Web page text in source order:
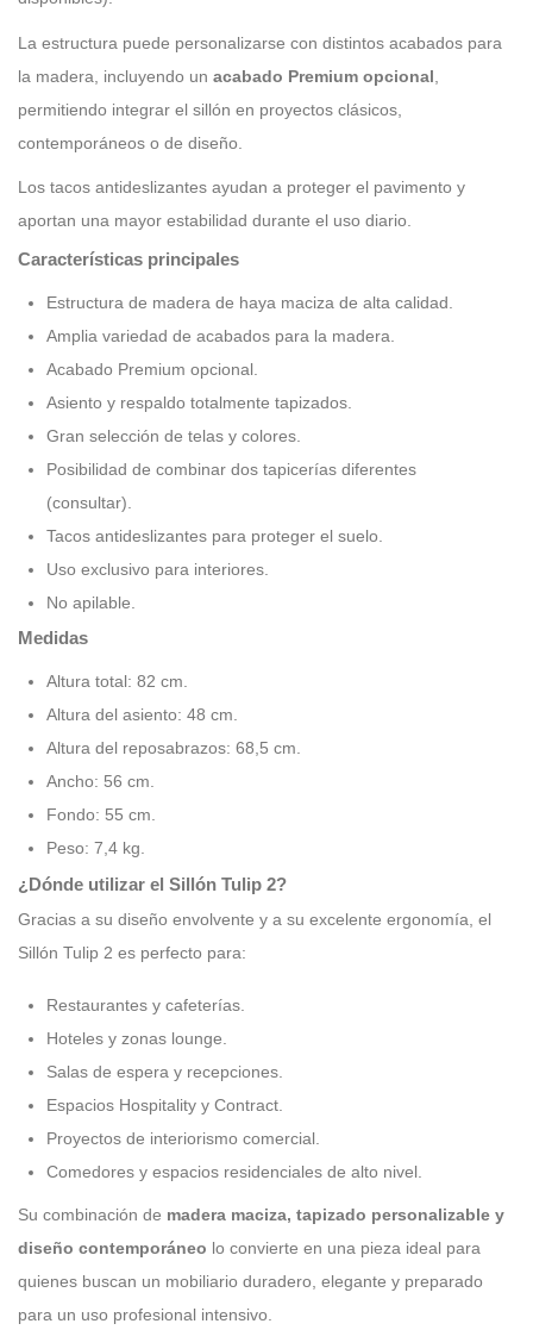
La estructura puede personalizarse con distintos acabados para
la madera, incluyendo un acabado Premium opcional
permitiendo integrar el sillón en proyectos clásicos,
contemporáneos o de diseño.
Los tacos antideslizantes ayudan a proteger el pavimento y
aportan una mayor estabilidad durante el uso diario.
Características principales
Estructura de madera de haya maciza de alta calidad.
Amplia variedad de acabados para la madera.
Acabado Premium opcional.
Asiento y respaldo totalmente tapizados.
Gran selección de telas y colores.
Posibilidad de combinar dos tapicerías diferentes
(consultar).
Tacos antideslizantes para proteger el suelo.
Uso exclusivo para interiores.
No apilable.
Medidas
Altura total: 82 cm.
Altura del asiento: 48 cm.
Altura del reposabrazos: 68,5 cm.
Ancho: 56 cm.
Fondo: 55 cm.
Peso: 7,4 kg.
¿Dónde utilizar el Sillón Tulip 2?
Gracias a su diseño envolvente y a su excelente ergonomía, el
Sillón Tulip 2 es perfecto para:
Restaurantes y cafeterías.
Hoteles y zonas lounge.
Salas de espera y recepciones.
Espacios Hospitality y Contract.
Proyectos de interiorismo comercial.
Comedores y espacios residenciales de alto nivel.
Su combinación de madera maciza, tapizado personalizable y
diseño contemporáneo lo convierte en una pieza ideal para
quienes buscan un mobiliario duradero, elegante y preparado
para un uso profesional intensivo.